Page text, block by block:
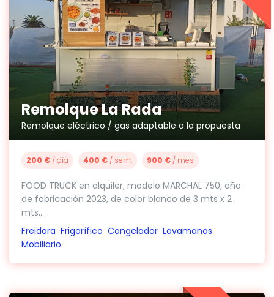
Remolque La Rada
Remolque eléctrico / gas adaptable a la propuesta
200 € / día 400 € / sem. 900 € / mes
FOOD TRUCK en alquiler, modelo MARCHAL 750, año
de fabricación 2023, de color blanco de 3 mts x 2
mts....
Freidora Frigorífico Congelador Lavamanos
Mobiliario